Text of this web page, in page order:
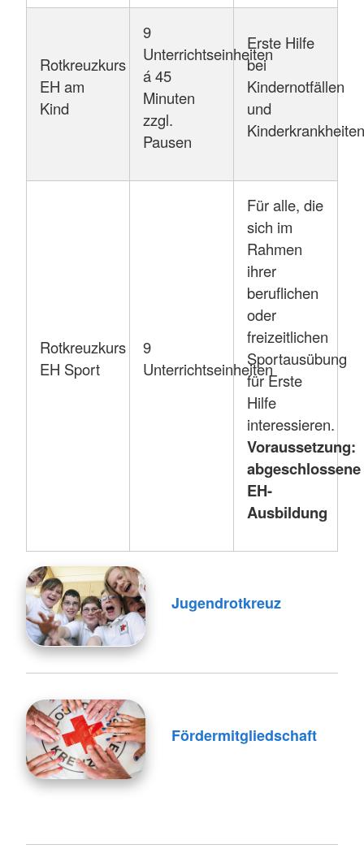
Rotkreuzkurs
EH am
Kind
9
Unterrichtseinheiten
á 45
Minuten
zzgl.
Pausen
Erste Hilfe
bei
Kindernotfällen
und
Kinderkrankheiten
Rotkreuzkurs
EH Sport
9
Unterrichtseinheiten
Für alle, die
sich im
Rahmen
ihrer
beruflichen
oder
freizeitlichen
Sportausübung
für Erste
Hilfe
interessieren.
Voraussetzung:
abgeschlossene
EH-
Ausbildung
Jugendrotkreuz
Fördermitgliedschaft